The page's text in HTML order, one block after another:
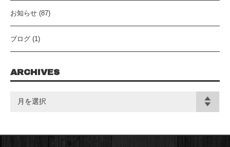
お知らせ (87)
ブログ (1)
ARCHIVES